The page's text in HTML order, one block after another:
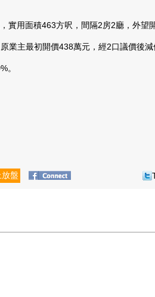
用面積463方呎，間隔2房2廳，外望
主最初開價438萬元，經2口議價後減
。
盤